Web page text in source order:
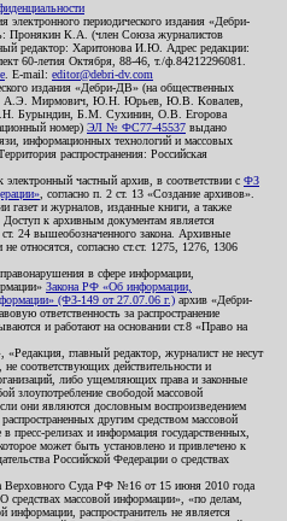
электронного периодического издания «Дебри-
Пронякин К.А. (член Союза журналистов
редактор: Харитонова И.Ю. Адрес редакции:
60-летия Октября, 88-46, т./ф.84212296081.
. E-mail: editor@debri-dv.com
издания «Дебри-ДВ» (на общественных
А.Э. Мирмович, Ю.Н. Юрьев, Ю.В. Ковалев,
Бурындин, Б.М. Сухинин, О.В. Егорова
номер) ЭЛ № ФС77-45537 выдано
информационных технологий и массовых
распространения: Российская
частный архив, в соответствии с ФЗ
, согласно п. 2 ст. 13 «Создание архивов».
газет и журналов, изданные книги, а также
к архивным документам является
24 вышеобозначенного закона. Архивные
относятся, согласно ст.ст. 1275, 1276, 1306
в сфере информации,
Закона РФ «Об информации,
(ФЗ-149 от 27.07.06 г.) архив «Дебри-
ответственность за распространение
и работают на основании ст.8 «Право на
главный редактор, журналист не несут
не соответствующих действительности и
либо ущемляющих права и законные
злоупотребление свободой массовой
они являются дословным воспроизведением
другим средством массовой
релизах и информация государственных,
может быть установлено и привлечено к
Российской Федерации о средствах
Верховного Суда РФ №16 от 15 июня 2010 года
массовой информации», «по делам,
распространитель не является